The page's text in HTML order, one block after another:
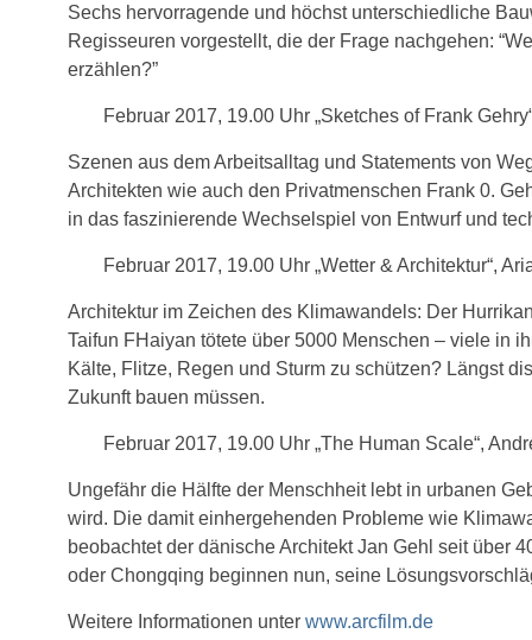
Sechs hervorragende und höchst unterschiedliche
Regisseuren vorgestellt, die der Frage nachgehen:
erzählen?”
Februar 2017, 19.00 Uhr „Sketches of Frank
Szenen aus dem Arbeitsalltag und Statements von
Architekten wie auch den Privatmenschen Frank 0.
in das faszinierende Wechselspiel von Ent­wurf und
Februar 2017, 19.00 Uhr „Wetter & Architektur“,
Architektur im Zeichen des Klimawandels: Der
Taifun FHaiyan tötete über 5000 Menschen – viele in
Kälte, Flitze, Regen und Sturm zu schützen? Längst
Zukunft bau­en müssen.
Februar 2017, 19.00 Uhr „The Human Scale“,
Ungefähr die Hälfte der Menschheit lebt in urbanen
wird. Die damit einhergehenden Probleme wie
beobachtet der dänische Architekt Jan Gehl seit über
oder Chongqing beginnen nun, seine
Weitere Informationen unter www.arcfilm.de